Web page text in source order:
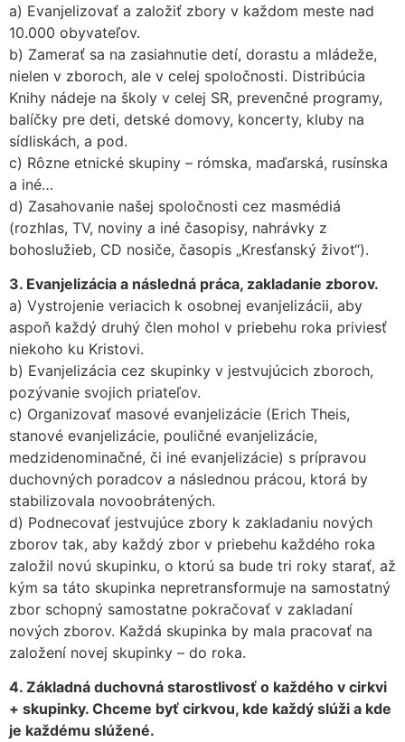
a) Evanjelizovať a založiť zbory v každom meste nad
10.000 obyvateľov.
b) Zamerať sa na zasiahnutie detí, dorastu a mládeže,
nielen v zboroch, ale v celej spoločnosti. Distribúcia
Knihy nádeje na školy v celej SR, prevenčné programy,
balíčky pre deti, detské domovy, koncerty, kluby na
sídliskách, a pod.
c) Rôzne etnické skupiny – rómska, maďarská, rusínska
a iné…
d) Zasahovanie našej spoločnosti cez masmédiá
(rozhlas, TV, noviny a iné časopisy, nahrávky z
bohoslužieb, CD nosiče, časopis „Kresťanský život“).
3. Evanjelizácia a následná práca, zakladanie zborov.
a) Vystrojenie veriacich k osobnej evanjelizácii, aby
aspoň každý druhý člen mohol v priebehu roka priviesť
niekoho ku Kristovi.
b) Evanjelizácia cez skupinky v jestvujúcich zboroch,
pozývanie svojich priateľov.
c) Organizovať masové evanjelizácie (Erich Theis,
stanové evanjelizácie, pouličné evanjelizácie,
medzidenominačné, či iné evanjelizácie) s prípravou
duchovných poradcov a následnou prácou, ktorá by
stabilizovala novoobrátených.
d) Podnecovať jestvujúce zbory k zakladaniu nových
zborov tak, aby každý zbor v priebehu každého roka
založil novú skupinku, o ktorú sa bude tri roky starať, až
kým sa táto skupinka nepretransformuje na samostatný
zbor schopný samostatne pokračovať v zakladaní
nových zborov. Každá skupinka by mala pracovať na
založení novej skupinky – do roka.
4. Základná duchovná starostlivosť o každého v cirkvi
+ skupinky. Chceme byť cirkvou, kde každý slúži a kde
je každému slúžené.